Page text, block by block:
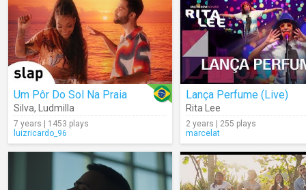
Um Pôr Do Sol Na Praia
Silva, Ludmilla
7 years | 1453 plays
luizricardo_96
Lança Perfume (Live)
Rita Lee
2 years | 255 plays
marcelat